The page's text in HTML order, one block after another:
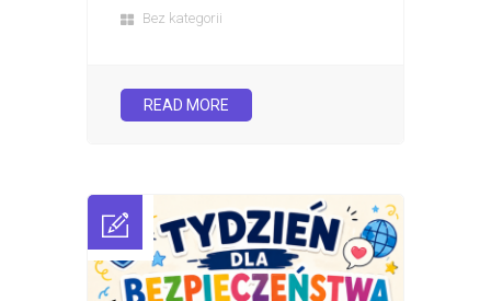
Bez kategorii
READ MORE